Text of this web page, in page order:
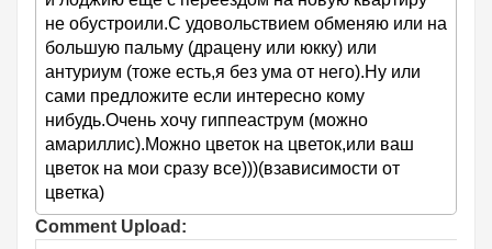
не обустроили.С удовольствием обменяю или на
большую пальму (драцену или юкку) или
антуриум (тоже есть,я без ума от него).Ну или
сами предложите если интересно кому
нибудь.Очень хочу гиппеаструм (можно
амариллис).Можно цветок на цветок,или ваш
цветок на мои сразу все)))(взависимости от
цветка)
Comment Upload: